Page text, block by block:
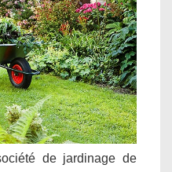
de jardinage de